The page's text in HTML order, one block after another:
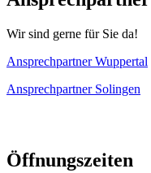
Wir sind gerne für Sie da!
Ansprechpartner Wuppertal
Ansprechpartner Solingen
Öffnungszeiten